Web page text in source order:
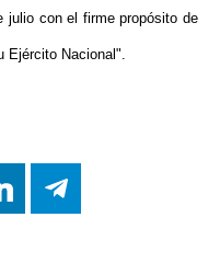
con el firme propósito de
Ejército Nacional".